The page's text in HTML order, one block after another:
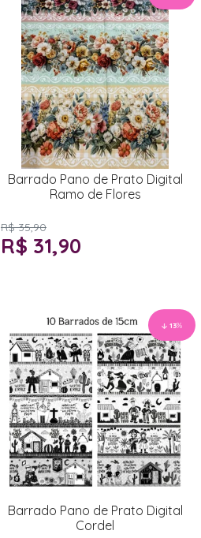
Barrado Pano de Prato Digital
Ramo de Flores
R$ 35,90
R$ 31,90
13%
Barrado Pano de Prato Digital
Cordel